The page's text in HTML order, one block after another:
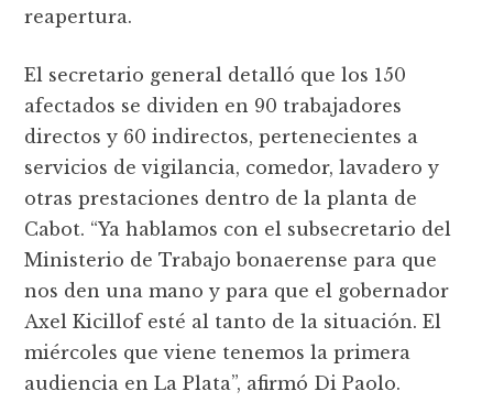
reapertura.
El secretario general detalló que los 150
afectados se dividen en 90 trabajadores
directos y 60 indirectos, pertenecientes a
servicios de vigilancia, comedor, lavadero y
otras prestaciones dentro de la planta de
Cabot. “Ya hablamos con el subsecretario del
Ministerio de Trabajo bonaerense para que
nos den una mano y para que el gobernador
Axel Kicillof esté al tanto de la situación. El
miércoles que viene tenemos la primera
audiencia en La Plata”, afirmó Di Paolo.